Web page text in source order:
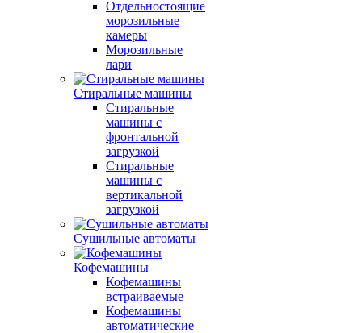
Отдельностоящие
морозильные
камеры
Морозильные
лари
Стиральные машины
Стиральные
машины с
фронтальной
загрузкой
Стиральные
машины с
вертикальной
загрузкой
Сушильные автоматы
Кофемашины
Кофемашины
встраиваемые
Кофемашины
автоматические